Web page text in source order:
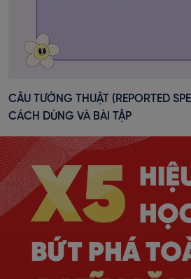
CÂU TƯỜNG THUẬT (REPORTED
CÁCH DÙNG VÀ BÀI TẬP